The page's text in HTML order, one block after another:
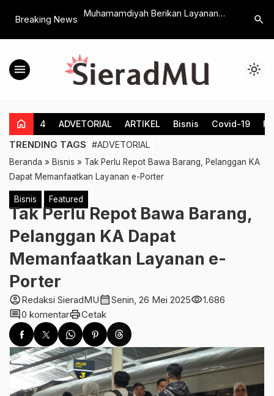
Breaking News
Kerjasama
Pendidikan
Muhamamdiyah Berikan Layanan
Erupsi Gunung Lewotobi
Refleksi
Masukan
search
menu light_mode
home 4 ADVETORIAL ARTIKEL Bisnis Covid-19
TRENDING TAGS #ADVETORIAL
Beranda » Bisnis » Tak Perlu Repot Bawa Barang, Pelanggan KA
Dapat Memanfaatkan Layanan e-Porter
Bisnis Featured
Tak Perlu Repot Bawa Barang,
Pelanggan KA Dapat
Memanfaatkan Layanan e-
Porter
account_circleRedaksi SieradMUcalendar_monthSenin, 26 Mei 2025visibility1.686
comment0 komentarprintCetak